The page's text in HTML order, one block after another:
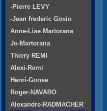
-Pierre LEVY
-Jean frederic Gosio
Anne-Lise Martorana
Jo-Martorana
Thiery REMI
Alexi-Remi
Henri-Gonse
Roger-NAVARO
Alexandre-RADMACHER